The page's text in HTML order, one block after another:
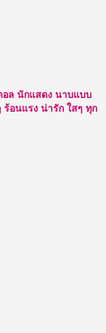
อล นักแสดง นาบแบบ
อนแรง น่ารัก ใสๆ ทุก